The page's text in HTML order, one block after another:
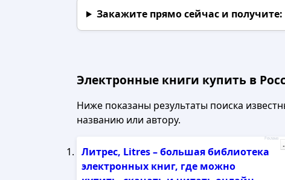
Закажите прямо сейчаси получите:
Электронные книги купить в
Ниже показаны результаты поиска
названию или автору.
Литрес, Litres – большая библиотека
электронных книг, где можно
Реклама